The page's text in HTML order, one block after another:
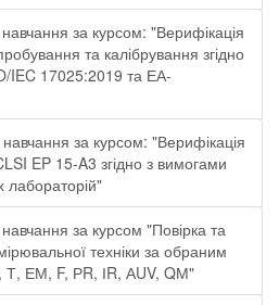
за курсом: "Верифікація
та калібрування згідно
IEC 17025:2019 та ЕА-
за курсом: "Верифікація
EP 15-A3 згідно з вимогами
за курсом "Повірка та
техніки за обраним
ЕМ, F, РR, ІR, АUV, QМ"